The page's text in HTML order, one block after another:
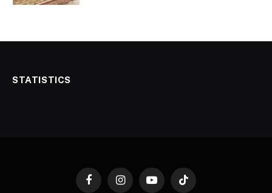
STATISTICS
FacebookInstagramYouTubeTikTok